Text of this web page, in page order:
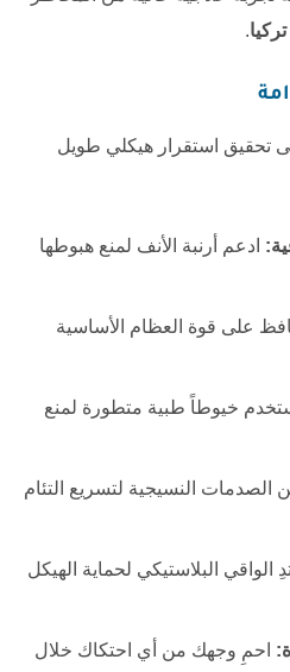
.
تحقيق استقرار هيكلي طويل
ادعم أرنبة الأنف لمنع هبوطها
على قوة العظام الأساسية
خيوطاً طبية متطورة لمنع
الصدمات النسيجية لتسريع التئام
الواقي البلاستيكي لحماية الهيكل
احمِ وجهك من أي احتكاك خلال